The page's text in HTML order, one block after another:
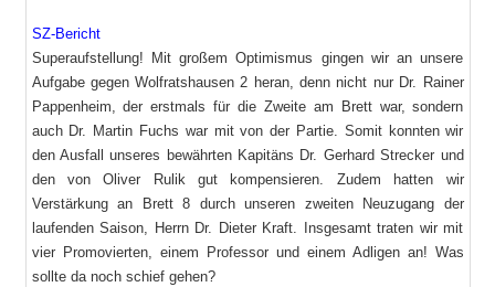
SZ-Bericht
Superaufstellung! Mit großem Optimismus gingen wir an unsere
Aufgabe gegen Wolfratshausen 2 heran, denn nicht nur Dr. Rainer
Pappenheim, der erstmals für die Zweite am Brett war, sondern
auch Dr. Martin Fuchs war mit von der Partie. Somit konnten wir
den Ausfall unseres bewährten Kapitäns Dr. Gerhard Strecker und
den von Oliver Rulik gut kompensieren. Zudem hatten wir
Verstärkung an Brett 8 durch unseren zweiten Neuzugang der
laufenden Saison, Herrn Dr. Dieter Kraft. Insgesamt traten wir mit
vier Promovierten, einem Professor und einem Adligen an! Was
sollte da noch schief gehen?